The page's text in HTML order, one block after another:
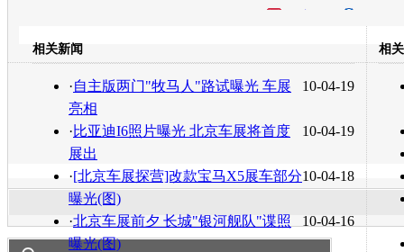
转发至：
相关新闻
10-04-19
·自主版两门"牧马人"路试曝光 车展
亮相
10-04-19
·比亚迪I6照片曝光 北京车展将首度
展出
10-04-18
·[北京车展探营]改款宝马X5展车部分
曝光(图)
10-04-16
·北京车展前夕 长城"银河舰队"谍照
曝光(图)
相